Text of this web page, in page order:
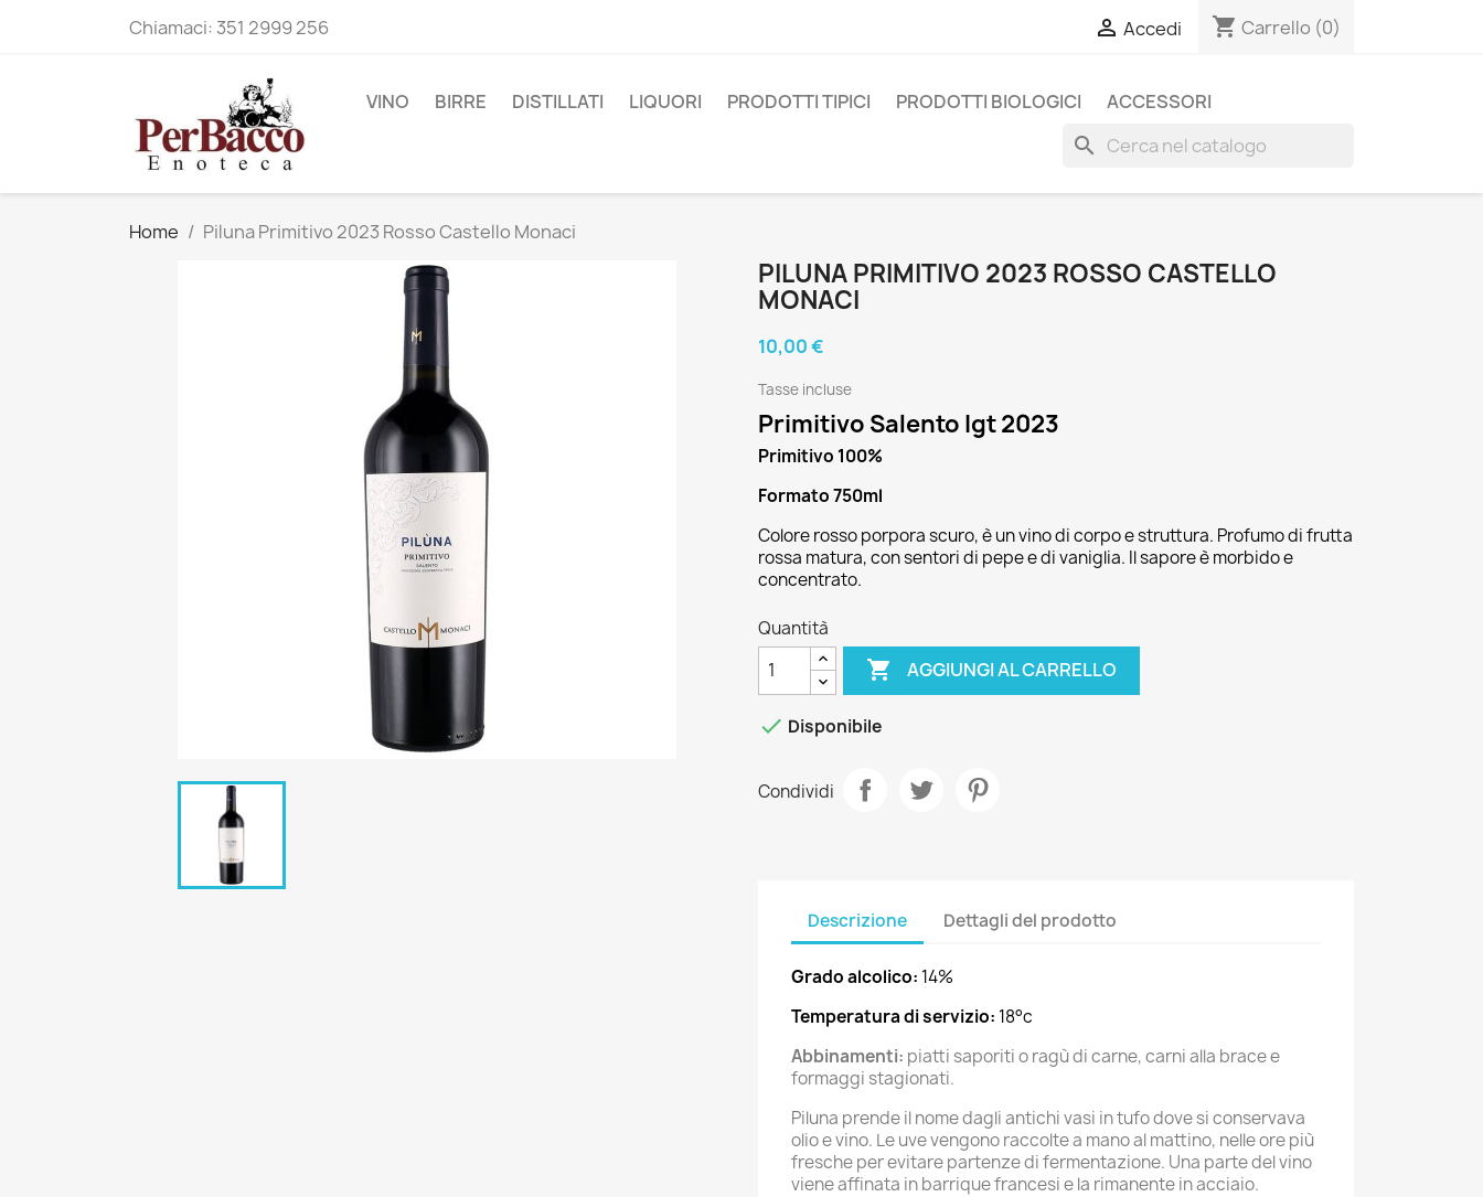
Chiamaci: 351 2999 256  Accedi shopping_cart Carrello (0)
VINO BIRRE DISTILLATI LIQUORI PRODOTTI TIPICI PRODOTTI BIOLOGICI ACCESSORI
search
Home Piluna Primitivo 2023 Rosso Castello Monaci
PILUNA PRIMITIVO 2023 ROSSO CASTELLO
MONACI
10,00 €
Tasse incluse
Primitivo Salento Igt 2023
Primitivo 100%
Formato 750ml
Colore rosso porpora scuro, è un vino di corpo e struttura. Profumo di frutta
rossa matura, con sentori di pepe e di vaniglia. Il sapore è morbido e
concentrato.
Quantità
 AGGIUNGI AL CARRELLO
 Disponibile
Condividi
Descrizione Dettagli del prodotto
Grado alcolico: 14%
Temperatura di servizio: 18°c
Abbinamenti: piatti saporiti o ragù di carne, carni alla brace e
formaggi stagionati.
Piluna prende il nome dagli antichi vasi in tufo dove si conservava
olio e vino. Le uve vengono raccolte a mano al mattino, nelle ore più
fresche per evitare partenze di fermentazione. Una parte del vino
viene affinata in barrique francesi e la rimanente in acciaio.